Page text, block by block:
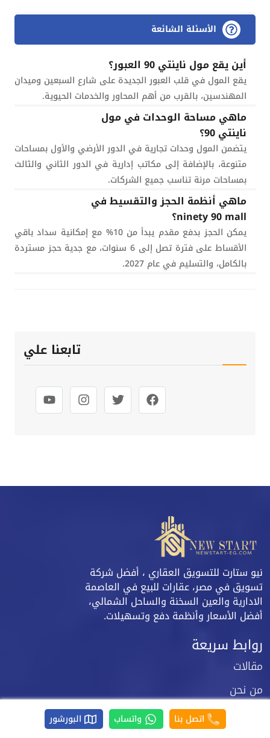
الأسئلة الشائعة
أين يقع مول ناينتي 90 العبور؟
يقع المول في قلب العبور الجديدة على شارع السبعين وميدان
المهندسين، بالقرب من أهم المحاور والخدمات الحيوية.
ماهي مساحة الوحدات في مول
ناينتي 90؟
يتضمن المول وحدات تجارية في الدور الأرضي والأول بمساحات
متنوعة، بالإضافة إلى مكاتب إدارية في الدور الثاني والثالث
بمساحات مرنة تناسب جميع الشركات.
ماهي أنظمة الحجز والتقسيط في
ninety 90 mall؟
يمكن الحجز بدفع مقدم يبدأ من 10% مع إمكانية سداد باقي
الأقساط على فترة تصل إلى 6 سنوات، مع جدية حجز مستردة
بالكامل، والتسليم في عام 2027.
تابعنا علي
نيو ستارت للتسويق العقاري ، أفضل شركة
تسويق في مصر، عقارات للبيع في العاصمة
الادارية والعين السخنة والساحل الشمالي،
أفضل الأسعار وأنظمة دفع وتسهيلات.
روابط سريعة
مقالات
من نحن
تواصل معنا اتصل بنا واتساب البورشور